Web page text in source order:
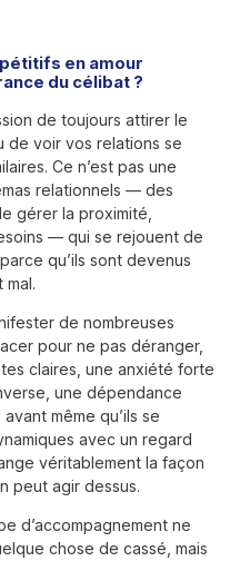
en amour
du célibat ?
de toujours attirer le
de voir vos relations se
Ce n’est pas une
relationnels — des
gérer la proximité,
— qui se rejouent de
qu’ils sont devenus
mal.
de nombreuses
pour ne pas déranger,
claires, une anxiété forte
une dépendance
même qu’ils se
avec un regard
véritablement la façon
peut agir dessus.
d’accompagnement ne
chose de cassé, mais